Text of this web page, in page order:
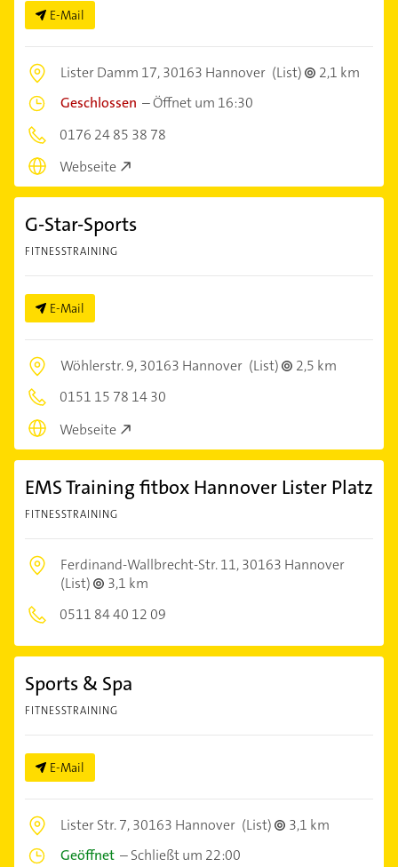
E-Mail
Lister Damm 17,30163 Hannover (List)
2,1 km
Geschlossen –Öffnet um 16:30
0176 24 85 38 78
Webseite
G-Star-Sports
FITNESSTRAINING
E-Mail
Wöhlerstr. 9,30163 Hannover (List)
2,5 km
0151 15 78 14 30
Webseite
EMS Training fitbox Hannover Lister Platz
FITNESSTRAINING
Ferdinand-Wallbrecht-Str. 11,30163 Hannover
(List)
3,1 km
0511 84 40 12 09
Sports & Spa
FITNESSTRAINING
E-Mail
Lister Str. 7,30163 Hannover (List)
3,1 km
Geöffnet –Schließt um 22:00